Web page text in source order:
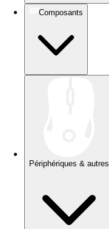
Composants
Périphériques & autres